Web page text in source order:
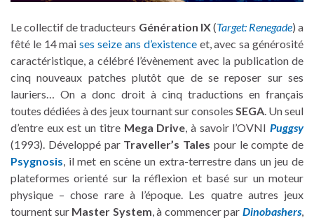
Le collectif de traducteurs Génération IX(Target: Renegade) a
fêté le 14 maises seize ans d’existenceet, avec sa générosité
caractéristique, a célébré l’évènement avec la publication de
cinq nouveaux patches plutôt que de se reposer sur ses
lauriers… On a donc droit à cinq traductions en français
toutes dédiées à des jeux tournant sur consoles SEGA . Un seul
d’entre eux est un titre Mega Drive , à savoir l’OVNI Puggsy
(1993). Développé par Traveller’s Tales pour le compte de
Psygnosis , il met en scène un extra-terrestre dans un jeu de
plateformes orienté sur la réflexion et basé sur un moteur
physique – chose rare à l’époque. Les quatre autres jeux
tournent sur Master System , à commencer parDinobashers